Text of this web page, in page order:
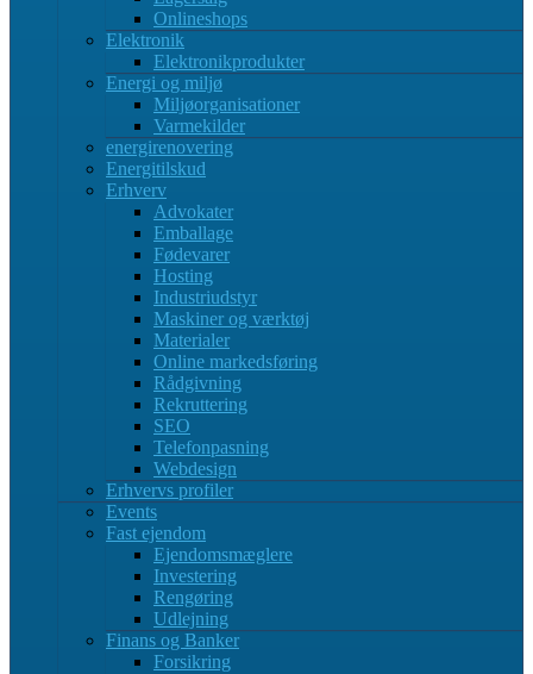
Onlineshops
Elektronik
Elektronikprodukter
Energi og miljø
Miljøorganisationer
Varmekilder
energirenovering
Energitilskud
Erhverv
Advokater
Emballage
Fødevarer
Hosting
Industriudstyr
Maskiner og værktøj
Materialer
Online markedsføring
Rådgivning
Rekruttering
SEO
Telefonpasning
Webdesign
Erhvervs profiler
Events
Fast ejendom
Ejendomsmæglere
Investering
Rengøring
Udlejning
Finans og Banker
Forsikring